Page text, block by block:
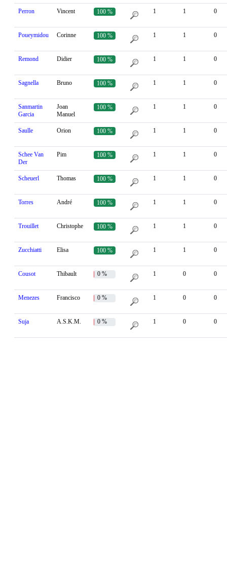
Perron Vincent 100 % 1 1 0
Poueymidou Corinne 100 % 1 1 0
Remond Didier 100 % 1 1 0
Sagnella Bruno 100 % 1 1 0
Sanmartin
Garcia
Joan
Manuel
100 % 1 1 0
Saulle Orion 100 % 1 1 0
Schee Van
Der
Pim 100 % 1 1 0
Scheuerl Thomas 100 % 1 1 0
Torres André 100 % 1 1 0
Trouillet Christophe 100 % 1 1 0
Zucchiatti Elisa 100 % 1 1 0
Cousot Thibault 0 % 1 0 0
Menezes Francisco 0 % 1 0 0
Suja A.S.K.M. 0 % 1 0 0